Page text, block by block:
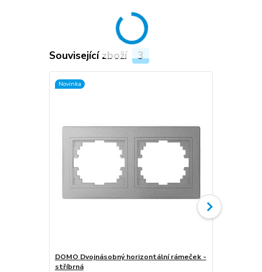
Související zboží 3
Novinka
DOMO Dvojnásobný horizontální rámeček -
stříbrná